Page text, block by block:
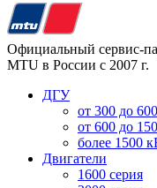
Официальный сервис-
MTU в России с 2007 г.
ДГУ
от 300 до
от 600 до
более 1500
Двигатели
1600 серия